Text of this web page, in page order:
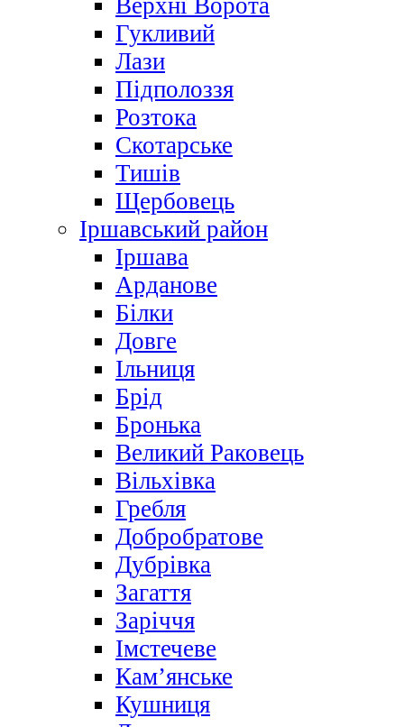
Верхні Ворота
Гукливий
Лази
Підполоззя
Розтока
Скотарське
Тишів
Щербовець
Іршавський район
Іршава
Арданове
Білки
Довге
Ільниця
Брід
Бронька
Великий Раковець
Вільхівка
Гребля
Добробратове
Дубрівка
Загаття
Заріччя
Імстечеве
Кам’янське
Кушниця